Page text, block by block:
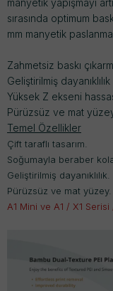
manyetik yapışmayı
sırasında optimum
mm manyetik
Zahmetsiz baskı
Geliştirilmiş dayanıklılık
Yüksek Z ekseni
Pürüzsüz ve mat
Temel Özellikler
Çift taraflı tasarım.
Soğumayla beraber
Geliştirilmiş dayanıklılık.
Pürüzsüz ve mat yüzey.
A1 Mini ve A1 / X1